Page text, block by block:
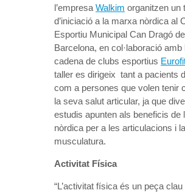
l’empresa Walkim organitzen un
d’iniciació a la marxa nòrdica al
Esportiu Municipal Can Dragó de
Barcelona, en col·laboració amb
cadena de clubs esportius
taller es dirigeix tant a pacients
com a persones que volen tenir
la seva salut articular, ja que
estudis apunten als beneficis de
nòrdica per a les articulacions i la
musculatura.
Activitat Física
“L’activitat física és un peça clau